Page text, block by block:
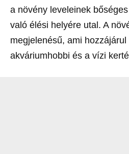
a növény leveleinek
való élési helyére utal. A
megjelenésű, ami
akváriumhobbi és a vízi